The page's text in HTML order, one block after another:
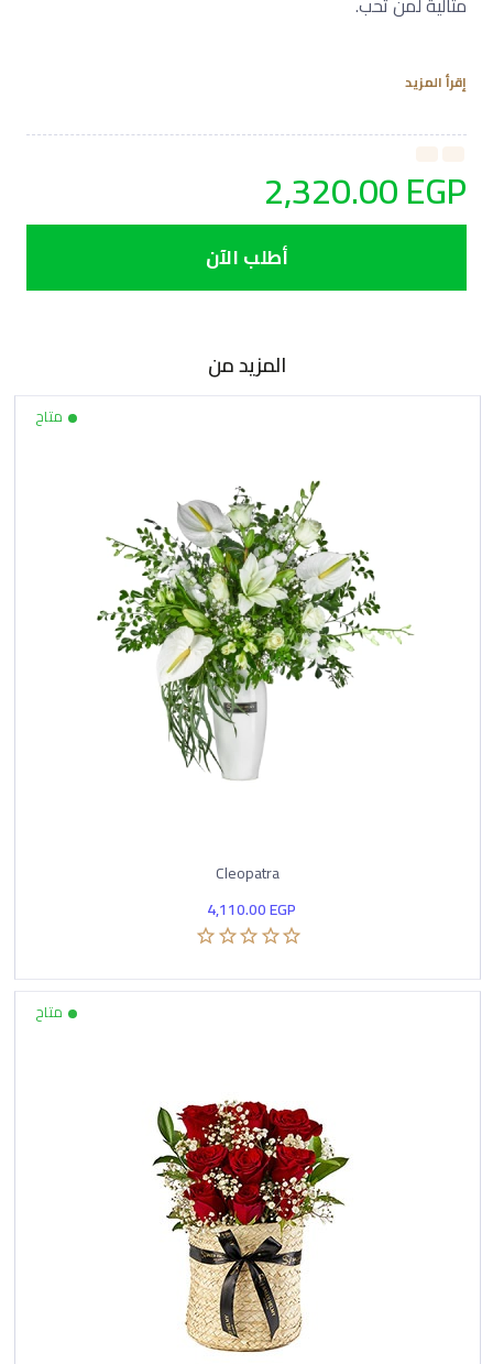
فالألوان الزاهية تعزز حاسة البصر، بينما الروائح العطرة تلامس
حاسة الشم، ليخلق تجربة تجعل مناسباتك الخاصة لا تُنسى.
نوع الورد المستخدم في البوكيه:
عدد الورد في البوكيه:
طريقة الاحتفاظ بالورد:
حافظ على الزهور بعيدًا عن الحرارة وأشعة الشمس
خاصة الموز والتفاح.
إقرأ المزيد
2,320.00EGP
المزيد من
Cleopatra
4,110.00EGP